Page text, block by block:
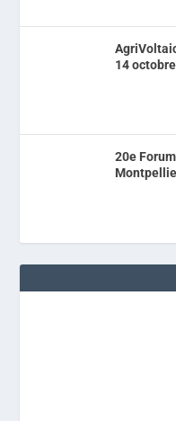
14
20e